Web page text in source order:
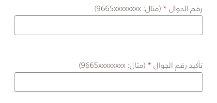
رقم الجوال (مثال: 9665xxxxxxxx)
تأكيد رقم الجوال (مثال: 9665xxxxxxxx)